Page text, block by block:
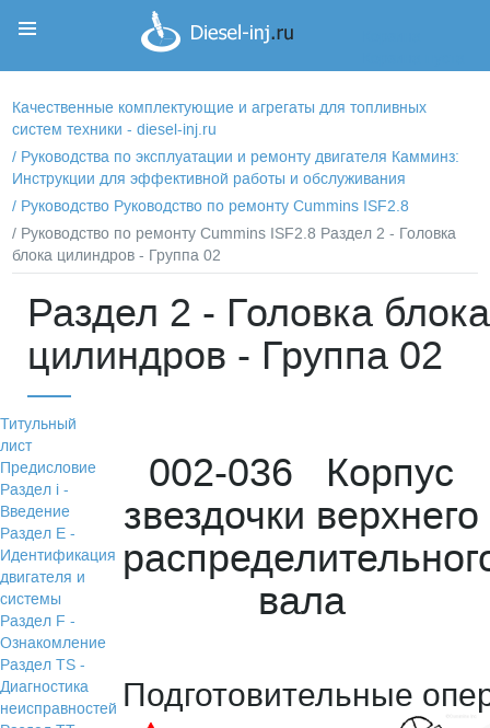
Качественные комплектующие и агрегаты для топливных
систем техники - diesel-inj.ru
/ Руководства по эксплуатации и ремонту двигателя Камминз:
Инструкции для эффективной работы и обслуживания
/ Руководство Руководство по ремонту Cummins ISF2.8
/ Руководство по ремонту Cummins ISF2.8 Раздел 2 - Головка
блока цилиндров - Группа 02
Раздел 2 - Головка блока
цилиндров - Группа 02
Титульный
лист
Предисловие
Раздел i -
Введение
Раздел Е -
Идентификация
двигателя и
системы
Раздел F -
Ознакомление
Раздел TS -
Диагностика
неисправностей
002-036 Корпус
звездочки верхнего
вала
Подготовительные